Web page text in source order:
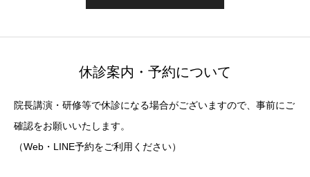
休診案内・予約について
院長講演・研修等で休診になる場合がございますので、事前にご
確認をお願いいたします。
（Web・LINE予約をご利用ください）